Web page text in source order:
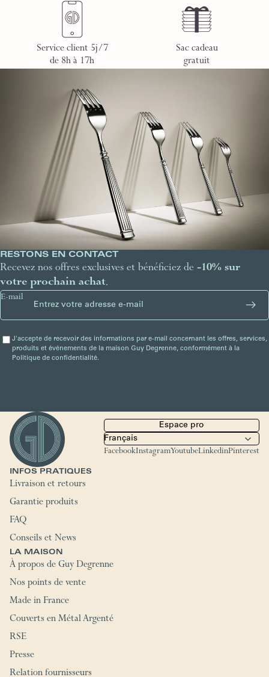
Service client 5j/7
de 8h à 17h
Sac cadeau
gratuit
RESTONS EN CONTACT
Recevez nos offres exclusives et bénéficiez de -10% sur
votre prochain achat.
E-mail
J'accepte de recevoir des informations par e-mail concernant les offres, services,
produits et événements de la maison Guy Degrenne, conformément à la
Politique de confidentialité.
Espace pro
FacebookInstagramYoutubeLinkedinPinterest
INFOS PRATIQUES
Livraison et retours
Garantie produits
FAQ
Conseils et News
LA MAISON
À propos de Guy Degrenne
Nos points de vente
Made in France
Couverts en Métal Argenté
RSE
Presse
Relation fournisseurs